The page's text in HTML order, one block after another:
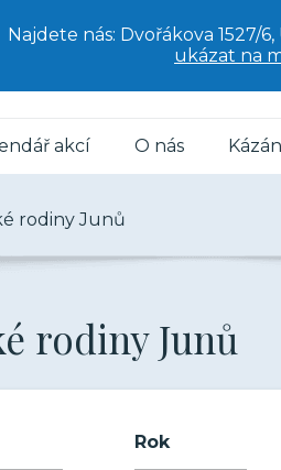
Najdete nás: Dvořákova 1527/
ukázat na
akcí O nás
rodiny Junů
rodiny Junů
Rok